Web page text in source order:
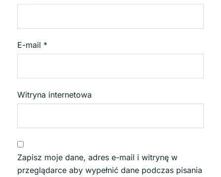
E-mail *
Witryna internetowa
Zapisz moje dane, adres e-mail i witrynę w
przeglądarce aby wypełnić dane podczas pisania